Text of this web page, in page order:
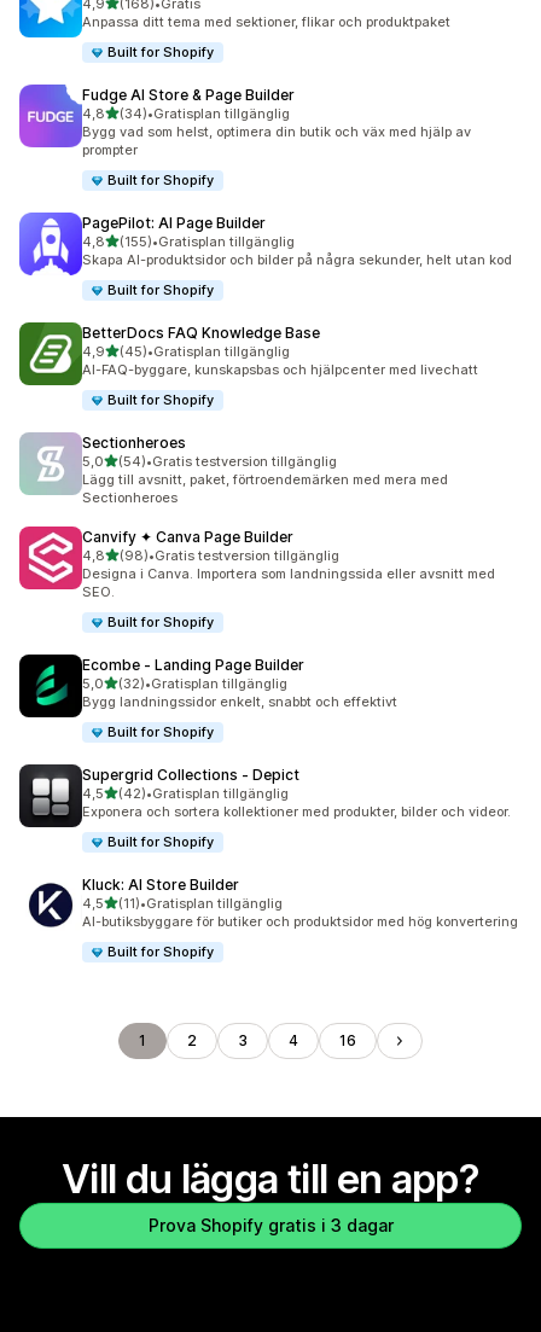
4,9 (168)
168 recensioner totalt
•Gratis
Anpassa ditt tema med sektioner, flikar och produktpaket
Built for Shopify
Fudge AI Store & Page Builder
4,8av 5 stjärnor
(34)
34 recensioner totalt
•Gratisplan tillgänglig
Bygg vad som helst, optimera din butik och väx med hjälp av
prompter
Built for Shopify
PagePilot: AI Page Builder
4,8av 5 stjärnor
(155)
155 recensioner totalt
•Gratisplan tillgänglig
Skapa AI-produktsidor och bilder på några sekunder, helt utan kod
Built for Shopify
BetterDocs FAQ Knowledge Base
4,9av 5 stjärnor
(45)
45 recensioner totalt
•Gratisplan tillgänglig
AI-FAQ-byggare, kunskapsbas och hjälpcenter med livechatt
Built for Shopify
Sectionheroes
5,0av 5 stjärnor
(54)
54 recensioner totalt
•Gratis testversion tillgänglig
Lägg till avsnitt, paket, förtroendemärken med mera med
Sectionheroes
Canvify ✦ Canva Page Builder
4,8av 5 stjärnor
(98)
98 recensioner totalt
•Gratis testversion tillgänglig
Designa i Canva. Importera som landningssida eller avsnitt med
SEO.
Built for Shopify
Ecombe ‑ Landing Page Builder
5,0av 5 stjärnor
(32)
32 recensioner totalt
•Gratisplan tillgänglig
Bygg landningssidor enkelt, snabbt och effektivt
Built for Shopify
Supergrid Collections ‑ Depict
4,5av 5 stjärnor
(42)
42 recensioner totalt
•Gratisplan tillgänglig
Exponera och sortera kollektioner med produkter, bilder och videor.
Built for Shopify
Kluck: AI Store Builder
4,5av 5 stjärnor
(11)
11 recensioner totalt
•Gratisplan tillgänglig
AI-butiksbyggare för butiker och produktsidor med hög konvertering
Built for Shopify
1 2 3 4 16
Vill du lägga till en app?
Prova Shopify gratis i 3 dagar